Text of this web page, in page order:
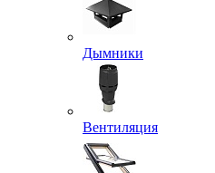
Дымники
Вентиляция